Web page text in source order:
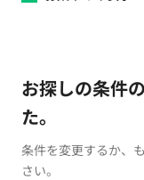
お探しの条件
た。
条件を変更するか、
さい。